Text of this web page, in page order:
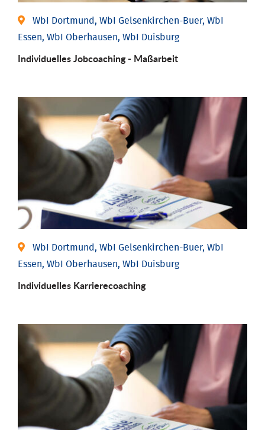
WbI Dortmund, WbI Gelsenkirchen-Buer, WbI
Essen, WbI Oberhausen, WbI Duisburg
Individu­elles Job­coaching - Maßarbeit
WbI Dortmund, WbI Gelsenkirchen-Buer, WbI
Essen, WbI Oberhausen, WbI Duisburg
Individu­elles Karrierecoaching